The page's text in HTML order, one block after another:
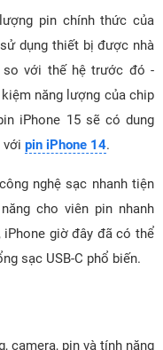
pin chính thức của
dụng thiết bị được nhà
với thế hệ trước đó -
năng lượng của chip
iPhone 15 sẽ có dung
với pin iPhone 14.
nghệ sạc nhanh tiện
cho viên pin nhanh
giờ đây đã có thể
sạc USB-C phổ biến.
camera, pin và tính năng